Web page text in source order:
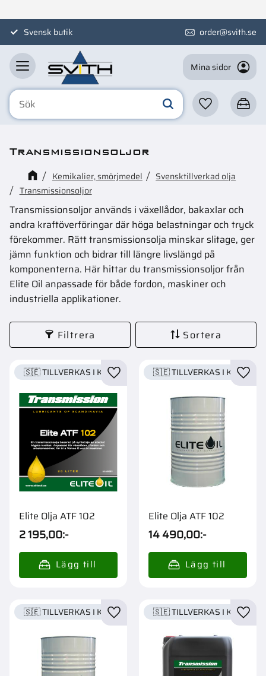
MenySvensk butik order@svith.se
Mina sidor
Favoriter
Transmissionsoljor
Kemikalier, smörjmedel
Svensktillverkad olja
Transmissionsoljor
Transmissionsoljor används i växellådor, bakaxlar och
andra kraftöverföringar där höga belastningar och tryck
förekommer. Rätt transmissionsolja minskar slitage, ger
jämn funktion och bidrar till längre livslängd på
komponenterna. Här hittar du transmissionsoljor från
Elite Oil anpassade för både fordon, maskiner och
industriella applikationer.
Filtrera Sortera
Elite Olja ATF 102
2 195,00:-
🇸🇪 TILLVERKAS I KARLSTADLägg till i favoriter
Elite Olja ATF 102
14 490,00:-
🇸🇪 TILLVERKAS I
🇸🇪 TILLVERKAS I KARLSTADLägg till i favoriter
🇸🇪 TILLVERKAS I